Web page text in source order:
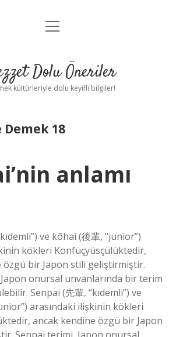
Anasayfa
Yasal Uyarı
menüyü
Dolu Öneriler
kültürleriyle dolu keyifli bilgiler!
Demek 18
anlamı
ve kōhai (後輩, “junior”)
kökleri Konfüçyüsçülüktedir,
özgü bir Japon stili geliştirmiştir.
onursal unvanlarında bir terim
Senpai (先輩, “kıdemli”) ve
arasındaki ilişkinin kökleri
ancak kendine özgü bir Japon